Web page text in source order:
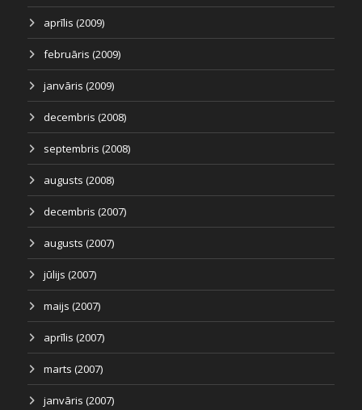
aprīlis (2009)
februāris (2009)
janvāris (2009)
decembris (2008)
septembris (2008)
augusts (2008)
decembris (2007)
augusts (2007)
jūlijs (2007)
maijs (2007)
aprīlis (2007)
marts (2007)
janvāris (2007)